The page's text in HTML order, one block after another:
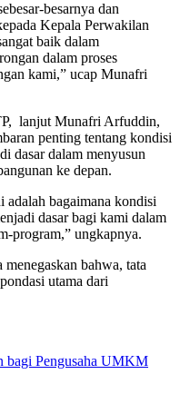
besarnya dan
Kepala Perwakilan
baik dalam
dalam proses
kami,” ucap Munafri
lanjut Munafri Arfuddin,
penting tentang kondisi
dasar dalam menyusun
ke depan.
adalah bagaimana kondisi
dasar bagi kami dalam
program,” ungkapnya.
bahwa, tata
utama dari
bagi Pengusaha UMKM